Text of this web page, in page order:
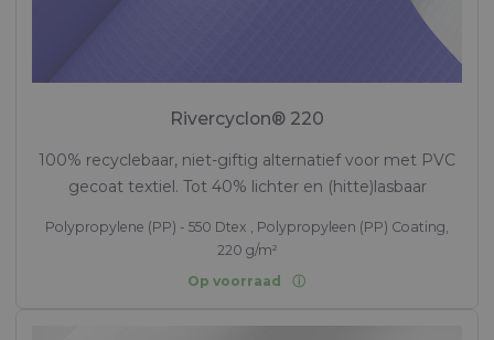
Rivercyclon® 220
100% recyclebaar, niet-giftig alternatief voor met PVC
gecoat textiel. Tot 40% lichter en (hitte)lasbaar
Polypropylene (PP) - 550 Dtex , Polypropyleen (PP) Coating,
220 g/m²
Op voorraad